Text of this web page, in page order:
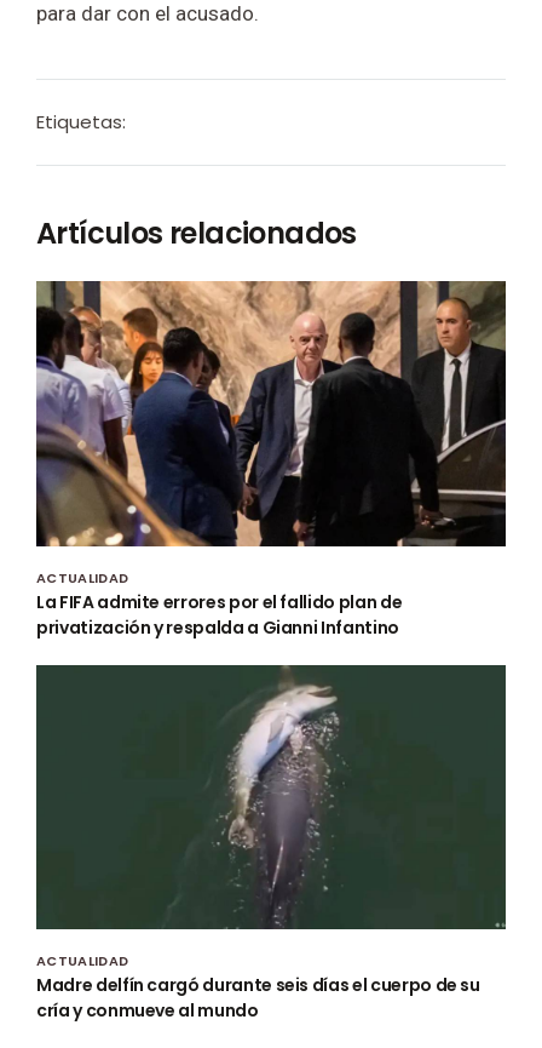
para dar con el acusado.
Etiquetas:
Artículos relacionados
ACTUALIDAD
La FIFA admite errores por el fallido plan de
privatización y respalda a Gianni Infantino
ACTUALIDAD
Madre delfín cargó durante seis días el cuerpo de su
cría y conmueve al mundo